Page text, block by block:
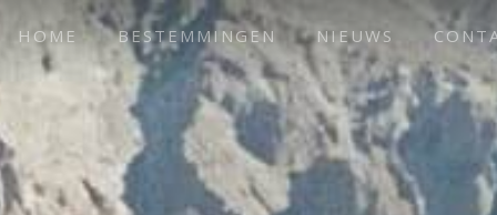
HOME BESTEMMINGEN NIEUWS